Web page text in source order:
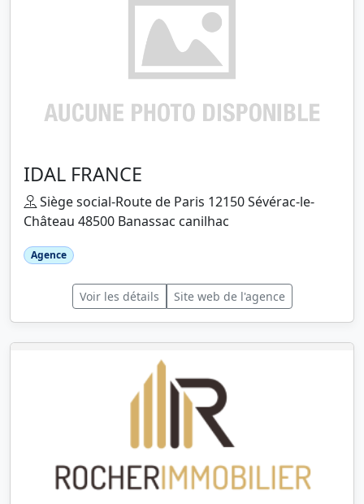
IDAL FRANCE
Siège social-Route de Paris 12150 Sévérac-le-
Château 48500 Banassac canilhac
Agence
Voir les détails Site web de l'agence